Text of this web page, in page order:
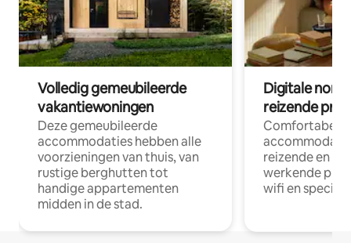
Volledig gemeubileerde
vakantiewoningen
Deze gemeubileerde
accommodaties hebben alle
voorzieningen van thuis, van
rustige berghutten tot
handige appartementen
midden in de stad.
Digitale
reizende
Comfortabele
reizende en
werkende
wifi en